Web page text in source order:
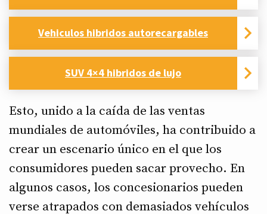
Vehiculos hibridos autorecargables
SUV 4×4 hibridos de lujo
Esto, unido a la caída de las ventas
mundiales de automóviles, ha contribuido a
crear un escenario único en el que los
consumidores pueden sacar provecho. En
algunos casos, los concesionarios pueden
verse atrapados con demasiados vehículos